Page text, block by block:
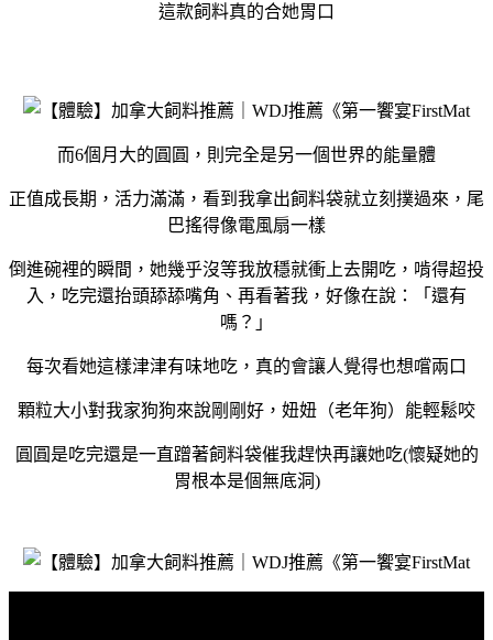
這款飼料真的合她胃口
而6個月大的圓圓，則完全是另一個世界的能量體
正值成長期，活力滿滿，看到我拿出飼料袋就立刻撲過來，尾
巴搖得像電風扇一樣
倒進碗裡的瞬間，她幾乎沒等我放穩就衝上去開吃，啃得超投
入，吃完還抬頭舔舔嘴角、再看著我，好像在說：「還有
嗎？」
每次看她這樣津津有味地吃，真的會讓人覺得也想嚐兩口
顆粒大小對我家狗狗來說剛剛好，妞妞（老年狗）能輕鬆咬
圓圓是吃完還是一直蹭著飼料袋催我趕快再讓她吃(懷疑她的
胃根本是個無底洞)